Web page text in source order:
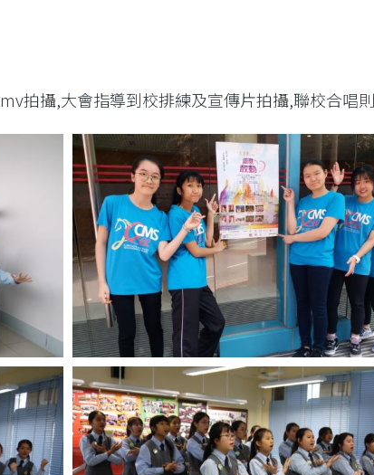
拍攝,大會指導到校排練及宣傳片拍攝,聯校合唱